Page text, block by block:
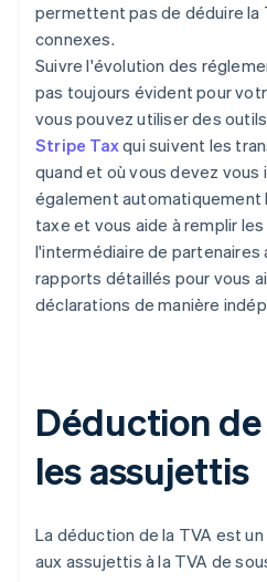
permettent pas de déduire la
connexes.
Suivre l'évolution des
pas toujours évident pour
vous pouvez utiliser des
Stripe Taxqui suivent les
quand et où vous devez vous
également automatiquement
taxe et vous aide à remplir
l'intermédiaire de partenaires
rapports détaillés pour vous
déclarations de manière
Déduction
les assujettis
La déduction de la TVA est
aux assujettis à la TVA de